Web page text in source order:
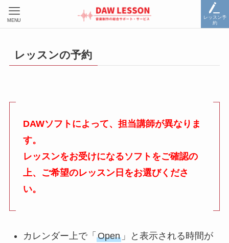
レッスン予
約
MENU
レッスンの予約
DAWソフトによって、担当講師が異なりま
す。
レッスンをお受けになるソフトをご確認の
上、ご希望のレッスン日をお選びくださ
い。
カレンダー上で「 Open」と表示される時間が